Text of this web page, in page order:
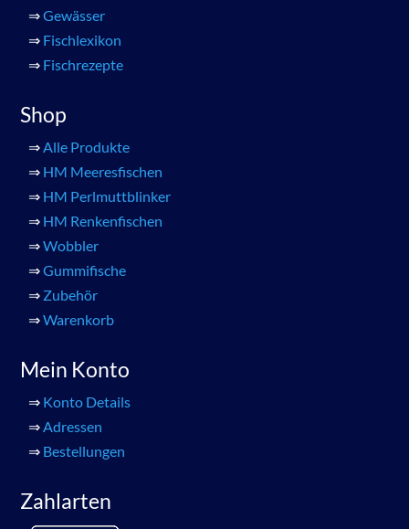
⇒Gewässer
⇒ Fischlexikon
⇒ Fischrezepte
Shop
⇒Alle Produkte
⇒ HM Meeresfischen
⇒ HM Perlmuttblinker
⇒ HM Renkenfischen
⇒Wobbler
⇒Gummifische
⇒ Zubehör
⇒Warenkorb
Mein Konto
⇒ Konto Details
⇒Adressen
⇒ Bestellungen
Zahlarten